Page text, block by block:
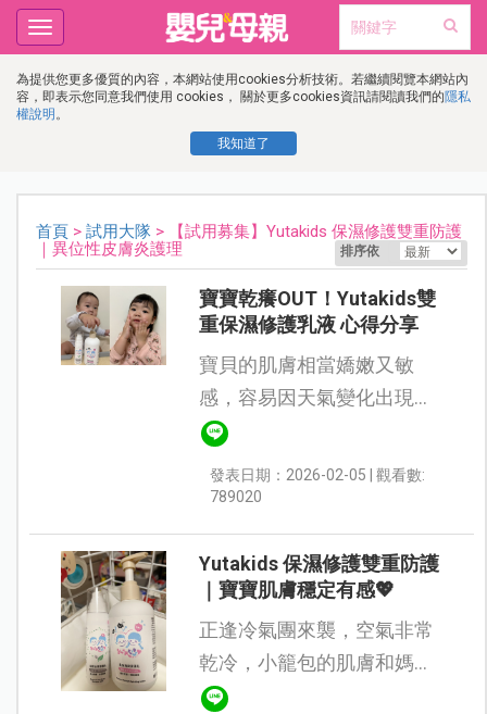
為提供您更多優質的內容，本網站使用cookies分析技術。若繼續閱覽本網站內
容，即表示您同意我們使用 cookies， 關於更多cookies資訊請閱讀我們的隱私
權說明 。
我知道了
Toggle
navigation
首頁> 試用大隊> 【試用募集】Yutakids 保濕修護雙重防護
｜異位性皮膚炎護理
排序依
寶寶乾癢OUT！Yutakids雙
重保濕修護乳液 心得分享
寶貝的肌膚相當嬌嫩又敏
感，容易因天氣變化出現乾
癢不適，因此 保濕與防護非
常重要。換季時，寶寶的肌
膚特別容易乾燥、敏感，常
繁抓癢、哭鬧，...
發表日期：2026-02-05 | 觀看數:
789020
Yutakids 保濕修護雙重防護
｜寶寶肌膚穩定有感💖
正逢冷氣團來襲，空氣非常
乾冷，小籠包的肌膚和媽媽
一樣，都是 容易受到刺激的